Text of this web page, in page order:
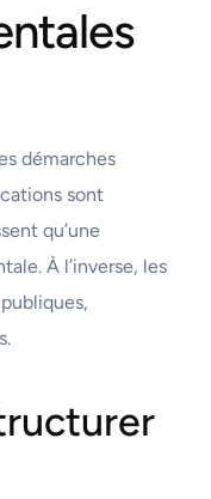
démarches
sont
qu’une
À l’inverse, les